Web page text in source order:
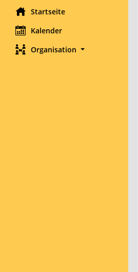
Startseite
Kalender
Organisation